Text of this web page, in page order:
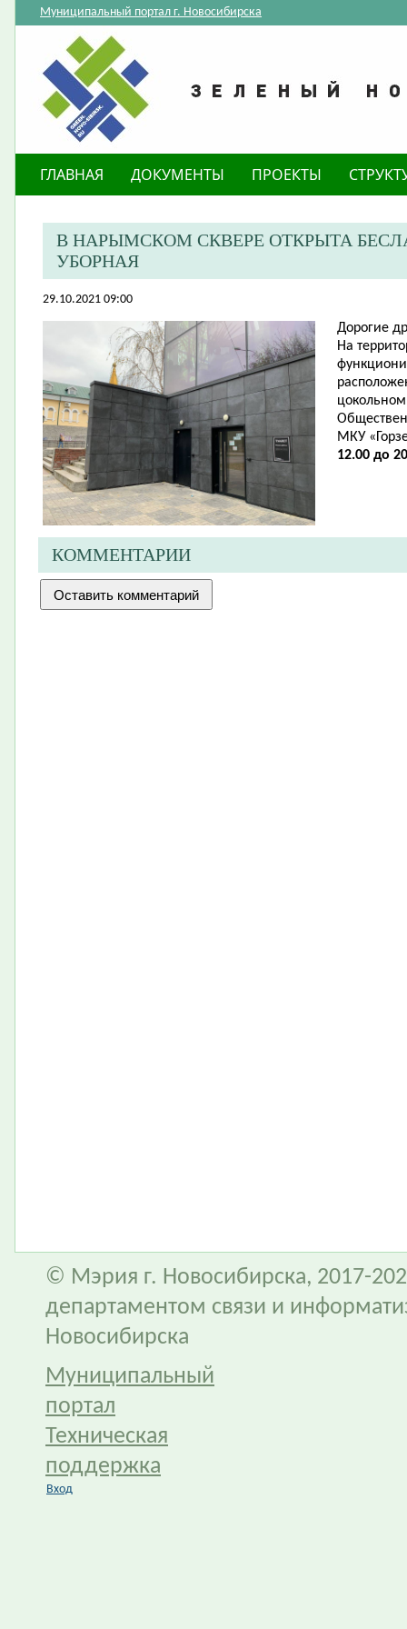
Муниципальный портал г. Новосибирска
ГЛАВНАЯ ДОКУМЕНТЫ ПРОЕКТЫ
В НАРЫМСКОМ СКВЕРЕ ОТКРЫТА
УБОРНАЯ
29.10.2021 09:00
Дорогие
На
МКУ
12.00 до
КОММЕНТАРИИ
© Мэрия г. Новосибирска, 2017-
департаментом связи и
Новосибирска
Муниципальный
портал
Техническая
поддержка
Вход